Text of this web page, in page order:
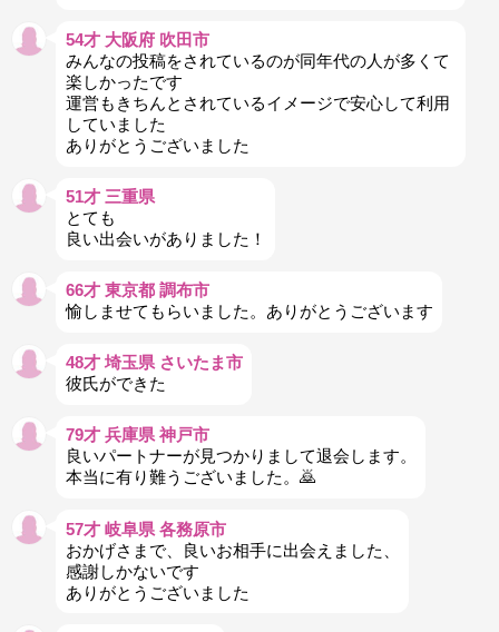
54才 大阪府 吹田市
みんなの投稿をされているのが同年代の人が多くて
楽しかったです
運営もきちんとされているイメージで安心して利用
していました
ありがとうございました
51才 三重県
とても
良い出会いがありました！
66才 東京都 調布市
愉しませてもらいました。ありがとうございます
48才 埼玉県 さいたま市
彼氏ができた
79才 兵庫県 神戸市
良いパートナーが見つかりまして退会します。
本当に有り難うございました。🙇
57才 岐阜県 各務原市
おかげさまで、良いお相手に出会えました、
感謝しかないです
ありがとうございました